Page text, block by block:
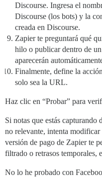
Discourse. Ingresa el
Discourse (los bots) y la
creada en Discourse.
Zapier te preguntará qué
hilo o publicar dentro de
aparecerán
Finalmente, define la
solo sea la URL.
Haz clic en “Probar” para
Si notas que estás
no relevante, intenta
versión de pago de Zapier te
filtrado o retrasos temporales,
No lo he probado con